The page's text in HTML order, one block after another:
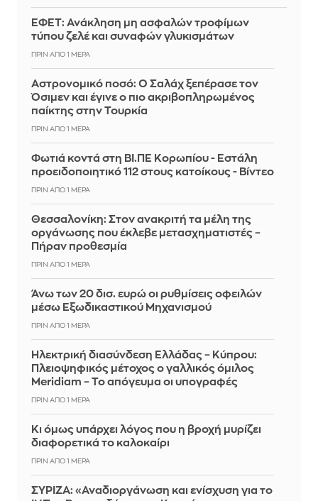
ΕΦΕΤ: Ανάκληση μη ασφαλών τροφίμων
τύπου ζελέ και συναφών γλυκισμάτων
ΠΡΙΝ ΑΠΌ 1 ΜΈΡΑ
Αστρονομικό ποσό: Ο Σαλάχ ξεπέρασε τον
Όσιμεν και έγινε ο πιο ακριβοπληρωμένος
παίκτης στην Τουρκία
ΠΡΙΝ ΑΠΌ 1 ΜΈΡΑ
Φωτιά κοντά στη ΒΙ.ΠΕ Κορωπίου - Εστάλη
προειδοποιητικό 112 στους κατοίκους - Βίντεο
ΠΡΙΝ ΑΠΌ 1 ΜΈΡΑ
Θεσσαλονίκη: Στον ανακριτή τα μέλη της
οργάνωσης που έκλεβε μετασχηματιστές –
Πήραν προθεσμία
ΠΡΙΝ ΑΠΌ 1 ΜΈΡΑ
Άνω των 20 δισ. ευρώ οι ρυθμίσεις οφειλών
μέσω Εξωδικαστικού Μηχανισμού
ΠΡΙΝ ΑΠΌ 1 ΜΈΡΑ
Ηλεκτρική διασύνδεση Ελλάδας – Κύπρου:
Πλειοψηφικός μέτοχος ο γαλλικός όμιλος
Meridiam – Το απόγευμα οι υπογραφές
ΠΡΙΝ ΑΠΌ 1 ΜΈΡΑ
Κι όμως υπάρχει λόγος που η βροχή μυρίζει
διαφορετικά το καλοκαίρι
ΠΡΙΝ ΑΠΌ 1 ΜΈΡΑ
ΣΥΡΙΖΑ: «Αναδιοργάνωση και ενίσχυση για το